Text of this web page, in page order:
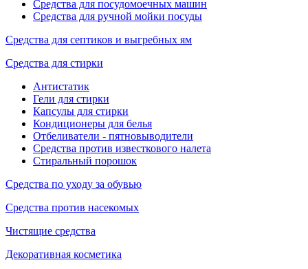
Средства для посудомоечных машин
Средства для ручной мойки посуды
Средства для септиков и выгребных ям
Средства для стирки
Антистатик
Гели для стирки
Капсулы для стирки
Кондиционеры для белья
Отбеливатели - пятновыводители
Средства против известкового налета
Стиральный порошок
Средства по уходу за обувью
Средства против насекомых
Чистящие средства
Декоративная косметика